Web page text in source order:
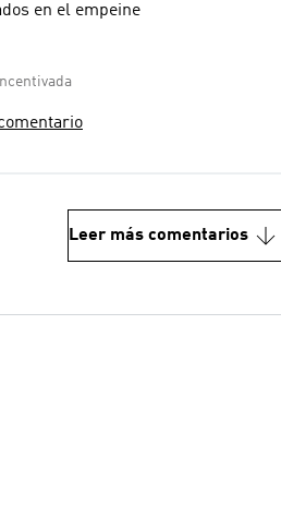
en el empeine
Leer más comentarios